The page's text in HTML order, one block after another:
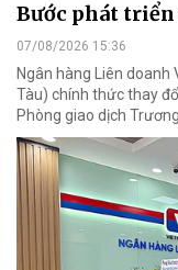
Bước phát triển
07/08/2026 15:36
Ngân hàng Liên doanh
Tàu) chính thức thay
Phòng giao dịch